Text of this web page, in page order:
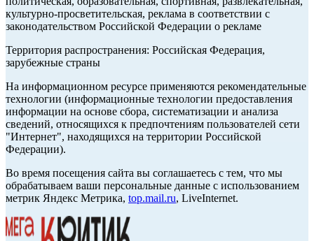
культурно-просветительская, реклама в соответствии с
законодательством Российской Федерации о рекламе
Территория распространения: Российская Федерация,
зарубежные страны
На информационном ресурсе применяются рекомендательные
технологии (информационные технологии предоставления
информации на основе сбора, систематизации и анализа
сведений, относящихся к предпочтениям пользователей сети
"Интернет", находящихся на территории Российской
Федерации).
Во время посещения сайта вы соглашаетесь с тем, что мы
обрабатываем ваши персональные данные с использованием
метрик Яндекс Метрика, top.mail.ru, LiveInternet.